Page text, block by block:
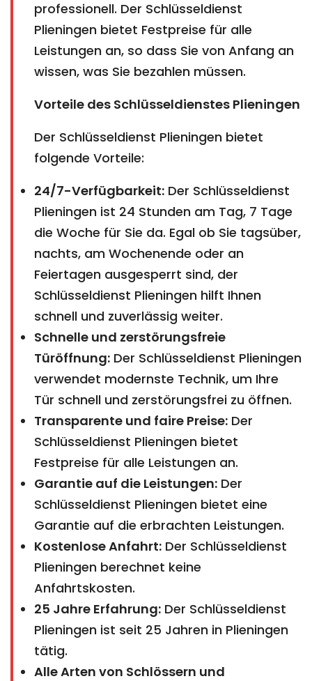
professionell. Der Schlüsseldienst
Plieningen bietet Festpreise für alle
Leistungen an, so dass Sie von Anfang an
wissen, was Sie bezahlen müssen.
Vorteile des Schlüsseldienstes Plieningen
Der Schlüsseldienst Plieningen bietet
folgende Vorteile:
24/7-Verfügbarkeit: Der Schlüsseldienst
Plieningen ist 24 Stunden am Tag, 7 Tage
die Woche für Sie da. Egal ob Sie tagsüber,
nachts, am Wochenende oder an
Feiertagen ausgesperrt sind, der
Schlüsseldienst Plieningen hilft Ihnen
schnell und zuverlässig weiter.
Schnelle und zerstörungsfreie
Türöffnung: Der Schlüsseldienst Plieningen
verwendet modernste Technik, um Ihre
Tür schnell und zerstörungsfrei zu öffnen.
Transparente und faire Preise: Der
Schlüsseldienst Plieningen bietet
Festpreise für alle Leistungen an.
Garantie auf die Leistungen: Der
Schlüsseldienst Plieningen bietet eine
Garantie auf die erbrachten Leistungen.
Kostenlose Anfahrt: Der Schlüsseldienst
Plieningen berechnet keine
Anfahrtskosten.
25 Jahre Erfahrung: Der Schlüsseldienst
Plieningen ist seit 25 Jahren in Plieningen
tätig.
Alle Arten von Schlössern und